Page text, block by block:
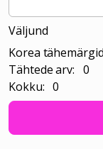
Väljund
Korea
Tähtede arv: 0
Kokku: 0